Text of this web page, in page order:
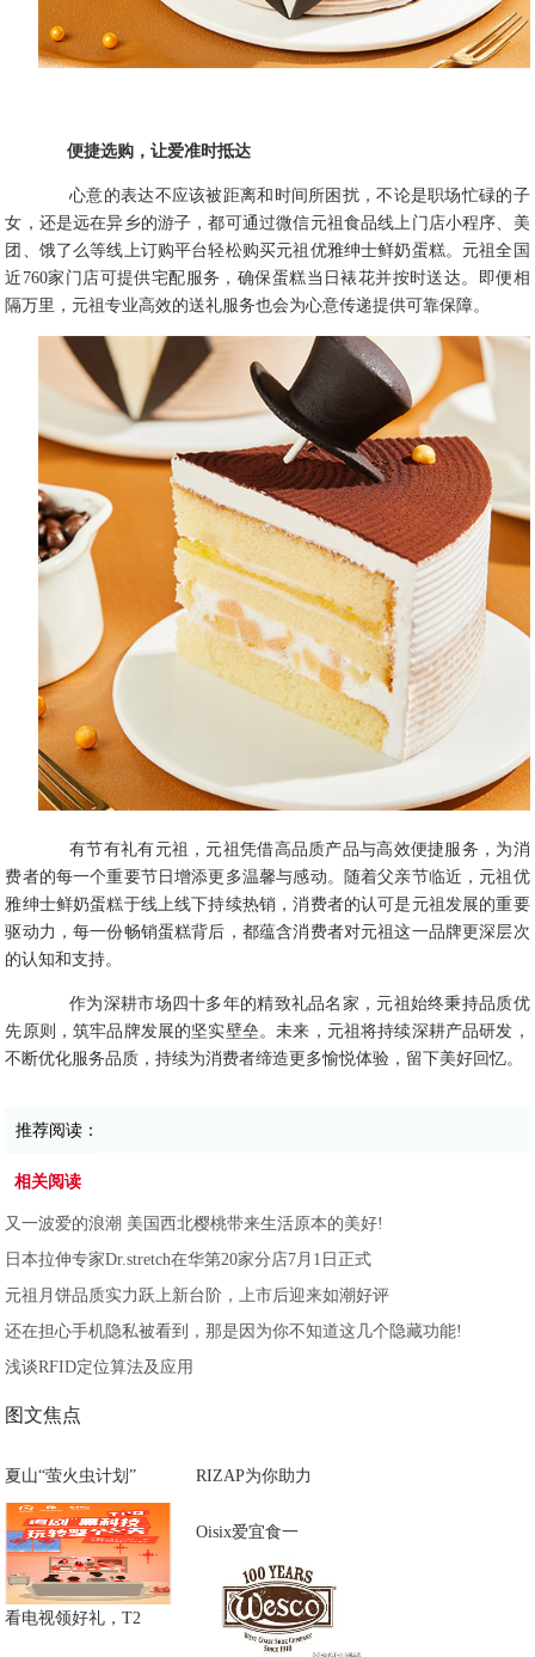
便捷选购，让爱准时抵达
心意的表达不应该被距离和时间所困扰，不论是职场忙碌的子
女，还是远在异乡的游子，都可通过微信元祖食品线上门店小程序、美
团、饿了么等线上订购平台轻松购买元祖优雅绅士鲜奶蛋糕。元祖全国
近760家门店可提供宅配服务，确保蛋糕当日裱花并按时送达。即便相
隔万里，元祖专业高效的送礼服务也会为心意传递提供可靠保障。
有节有礼有元祖，元祖凭借高品质产品与高效便捷服务，为消
费者的每一个重要节日增添更多温馨与感动。随着父亲节临近，元祖优
雅绅士鲜奶蛋糕于线上线下持续热销，消费者的认可是元祖发展的重要
驱动力，每一份畅销蛋糕背后，都蕴含消费者对元祖这一品牌更深层次
的认知和支持。
作为深耕市场四十多年的精致礼品名家，元祖始终秉持品质优
先原则，筑牢品牌发展的坚实壁垒。未来，元祖将持续深耕产品研发，
不断优化服务品质，持续为消费者缔造更多愉悦体验，留下美好回忆。
推荐阅读：
相关阅读
又一波爱的浪潮 美国西北樱桃带来生活原本的美好!
日本拉伸专家Dr.stretch在华第20家分店7月1日正式
元祖月饼品质实力跃上新台阶，上市后迎来如潮好评
还在担心手机隐私被看到，那是因为你不知道这几个隐藏功能!
浅谈RFID定位算法及应用
图文焦点
夏山“萤火虫计划” RIZAP为你助力
看电视领好礼，T2
Oisix爱宜食一